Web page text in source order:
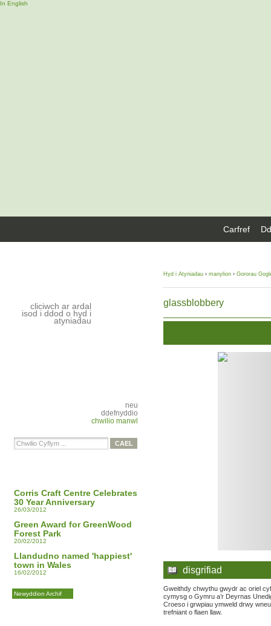
Carfref
In English
cliciwch ar ardal
isod i ddod o hyd i
atyniadau
neu
ddefnyddio
chwilio manwl
Corris Craft Centre Celebrates
30 Year Anniversary
26/03/2012
Green Award for GreenWood
Forest Park
20/02/2012
Llandudno named 'happiest'
town in Wales
16/02/2012
Newyddion Archif
Hyd i Atyniadau › manylion › Gororau
glassblobbery
disgrifiad
Gweithdy chwythu gwydr ac oriel
cymysg o Gymru a’r Deyrnas
Croeso i grwpiau ymweld drwy
trefniant o flaen llaw.